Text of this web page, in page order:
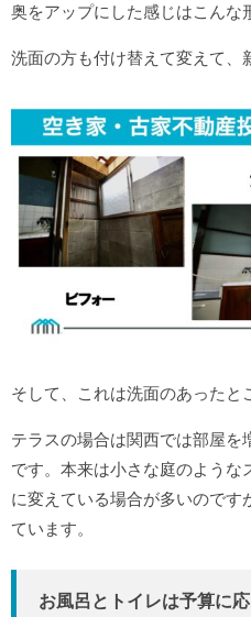
奥をアップにした感じはこんな
洗面の方も付け替えて変えて、
そして、これは洗面のあったと
テラスの場合は関西では部屋を
です。本来は小さな庭のような
に変えている場合が多いので
ています。
お風呂とトイレは予算に